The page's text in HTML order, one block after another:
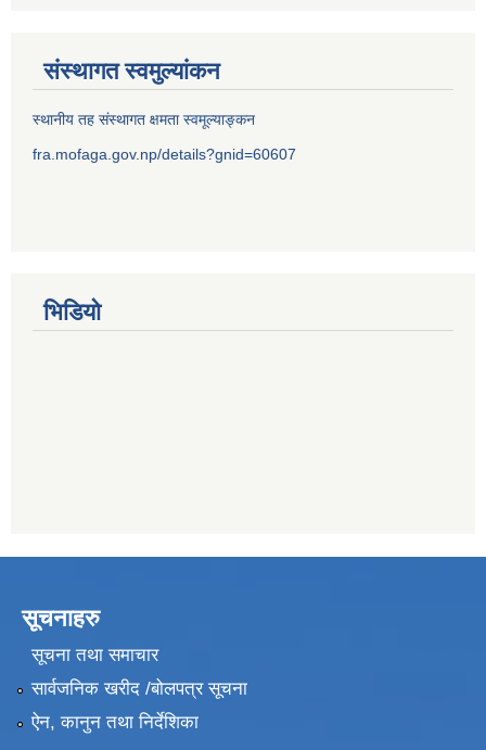
संस्थागत स्वमुल्यांकन
स्थानीय तह संस्थागत क्षमता स्वमूल्याङ्कन
fra.mofaga.gov.np/details?gnid=60607
भिडियो
सूचनाहरु
सूचना तथा समाचार
सार्वजनिक खरीद /बोलपत्र सूचना
ऐन, कानुन तथा निर्देशिका